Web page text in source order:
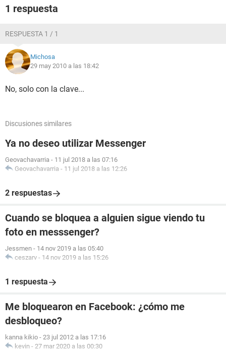
1 respuesta
RESPUESTA 1 / 1
Michosa
29 may 2010 a las 18:42
No, solo con la clave...
Discusiones similares
Ya no deseo utilizar Messenger
Geovachavarria - 11 jul 2018 a las 07:16
Geovachavarria - 11 jul 2018 a las 12:26
2 respuestas
Cuando se bloquea a alguien sigue viendo tu
foto en messsenger?
Jessmen - 14 nov 2019 a las 05:40
ceszarv - 14 nov 2019 a las 15:26
1 respuesta
Me bloquearon en Facebook: ¿cómo me
desbloqueo?
kanna kikio - 23 jul 2012 a las 17:16
kevin - 27 mar 2020 a las 00:30